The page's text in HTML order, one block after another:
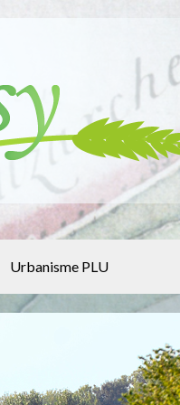
Urbanisme PLU